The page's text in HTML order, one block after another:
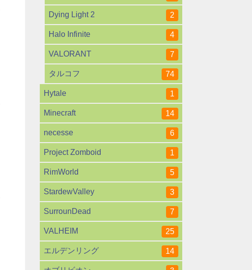
Dying Light 2 2
Halo Infinite 4
VALORANT 7
タルコフ 74
Hytale 1
Minecraft 14
necesse 6
Project Zomboid 1
RimWorld 5
StardewValley 3
SurrounDead 7
VALHEIM 25
エルデンリング 14